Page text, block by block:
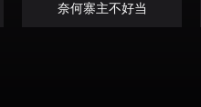
奈何寨主不好当